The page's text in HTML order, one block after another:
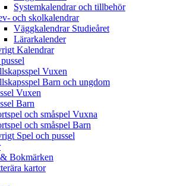
Systemkalendrar och tillbehör
och skolkalendrar
Väggkalendrar Studieåret
Lärarkalender
Kalendrar
Vuxen
Barn och ungdom
Vuxen
Barn
och småspel Vuxna
och småspel Barn
Spel och pussel
Bokmärken
kartor